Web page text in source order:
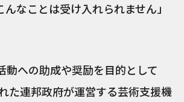
なことは受け入れられません」
動への助成や奨励を目的として
た連邦政府が運営する芸術支援機